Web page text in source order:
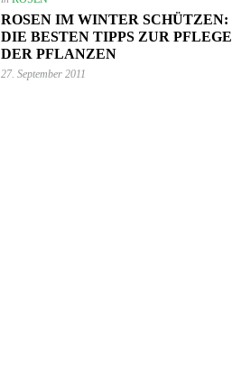
ROSEN IM WINTER SCHÜTZEN:
DIE BESTEN TIPPS ZUR PFLEGE
DER PFLANZEN
27. September 2011